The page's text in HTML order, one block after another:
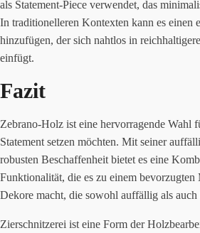
als Statement-Piece verwendet, das
In traditionelleren Kontexten kann es einen
hinzufügen, der sich nahtlos in
einfügt.
Fazit
Zebrano-Holz ist eine hervorragende Wahl
Statement setzen möchten. Mit seiner
robusten Beschaffenheit bietet es eine
Funktionalität, die es zu einem
Dekore macht, die sowohl auffällig als auch
Zierschnitzerei ist eine Form der